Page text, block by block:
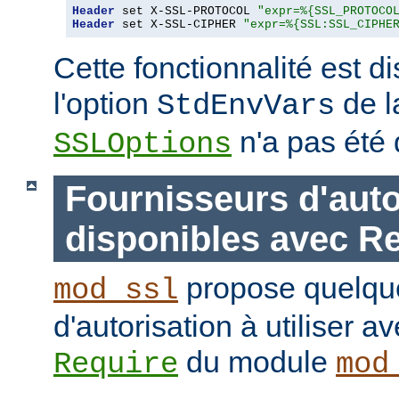
Header set X-SSL-PROTOCOL
Header set X-SSL-CIPHER
Cette fonctionnalité est
l'option StdEnvVars de
SSLOptions n'a pas été
Fournisseurs
disponibles avec
mod_ssl propose
d'autorisation à utiliser
Require du module